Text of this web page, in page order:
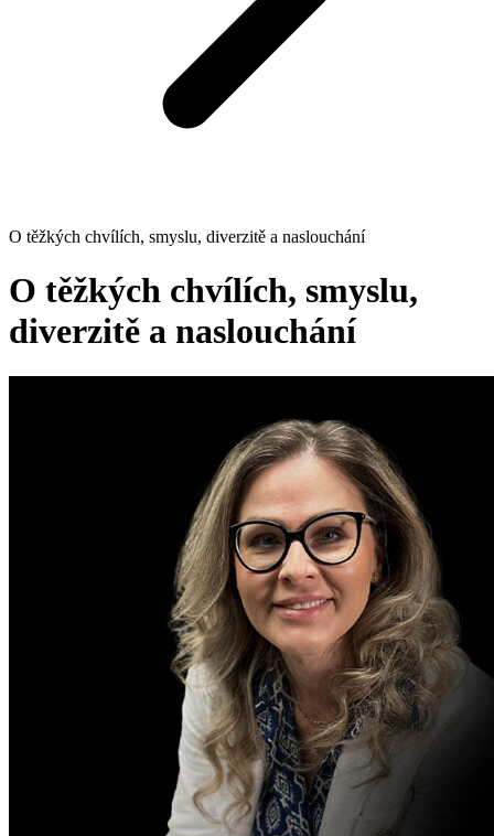
O těžkých chvílích, smyslu, diverzitě a naslouchání
O těžkých chvílích, smyslu,
diverzitě a naslouchání